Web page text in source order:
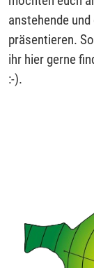
anstehende
präsentieren.
ihr hier gerne
:-).